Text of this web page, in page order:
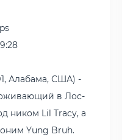
Алабама, США) -
в Лос-
ником Lil Tracy, а
Yung Bruh.